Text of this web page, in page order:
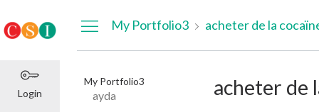
Login
My Portfolio3 acheter de la
My Portfolio3
ayda acheter de